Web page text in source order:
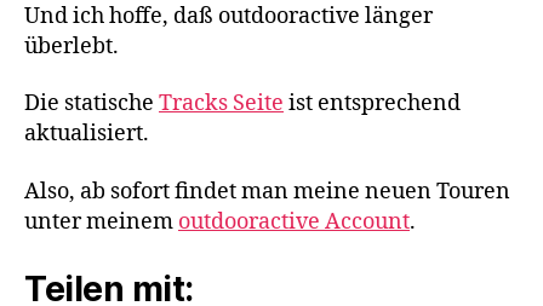
Und ich hoffe, daß outdooractive länger
überlebt.
Die statische Tracks Seite ist entsprechend
aktualisiert.
Also, ab sofort findet man meine neuen Touren
unter meinem outdooractive Account.
Teilen mit: